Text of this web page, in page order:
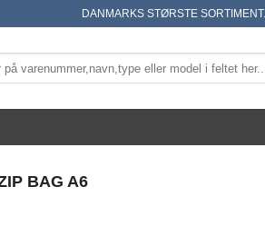
DANMARKS STØRSTE SORTIMENT.
BAG A6